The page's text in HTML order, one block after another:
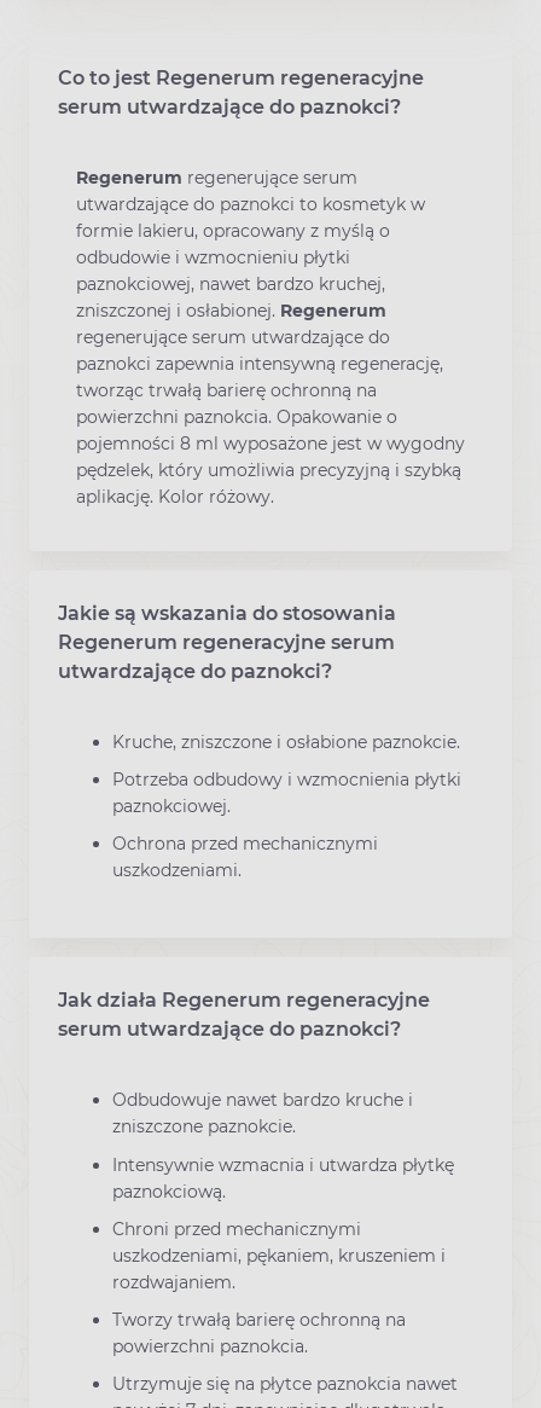
Co to jest Regenerum regeneracyjne
serum utwardzające do paznokci?
Regenerum regenerujące serum
utwardzające do paznokci to kosmetyk w
formie lakieru, opracowany z myślą o
odbudowie i wzmocnieniu płytki
paznokciowej, nawet bardzo kruchej,
zniszczonej i osłabionej. Regenerum
regenerujące serum utwardzające do
paznokci zapewnia intensywną regenerację,
tworząc trwałą barierę ochronną na
powierzchni paznokcia. Opakowanie o
pojemności 8 ml wyposażone jest w wygodny
pędzelek, który umożliwia precyzyjną i szybką
aplikację. Kolor różowy.
Jakie są wskazania do stosowania
Regenerum regeneracyjne serum
utwardzające do paznokci?
Kruche, zniszczone i osłabione paznokcie.
Potrzeba odbudowy i wzmocnienia płytki
paznokciowej.
Ochrona przed mechanicznymi
uszkodzeniami.
Jak działa Regenerum regeneracyjne
serum utwardzające do paznokci?
Odbudowuje nawet bardzo kruche i
zniszczone paznokcie.
Intensywnie wzmacnia i utwardza płytkę
paznokciową.
Chroni przed mechanicznymi
uszkodzeniami, pękaniem, kruszeniem i
rozdwajaniem.
Tworzy trwałą barierę ochronną na
powierzchni paznokcia.
Utrzymuje się na płytce paznokcia nawet